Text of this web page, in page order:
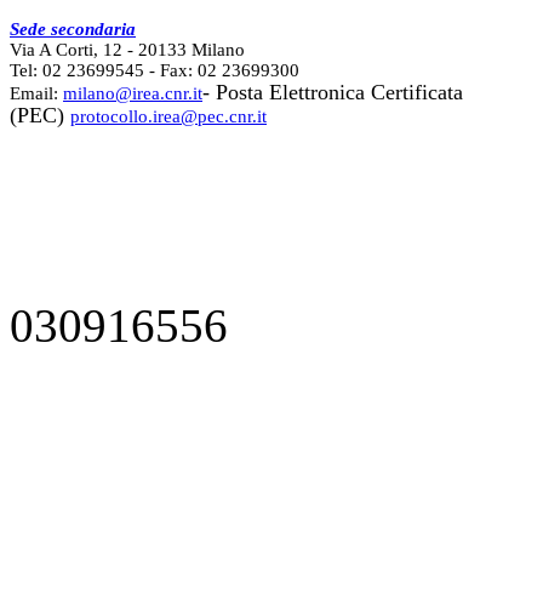
Sede secondaria
Via A Corti, 12 - 20133 Milano
Tel: 02 23699545 - Fax: 02 23699300
Email: milano@irea.cnr.it- Posta Elettronica Certificata
(PEC) protocollo.irea@pec.cnr.it
030916556